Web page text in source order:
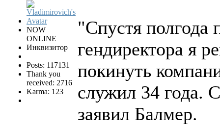
NOW
ONLINE
Инквизитор
Posts: 117131
Thank you
received: 2716
Karma: 123
"Спустя полгода
гендиректора я
покинуть
служил 34 года.
заявил Балмер.